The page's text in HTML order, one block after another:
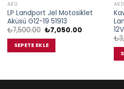
AKÜ
LP Landport Jel Motosiklet
Aküsü G12-19 51913
₺7,500.00 Orijinal
fiyat:
₺7,500.00.
₺7,050.00Şu
₺7,050.00.
SEPETE EKLE
AKÜ
₺